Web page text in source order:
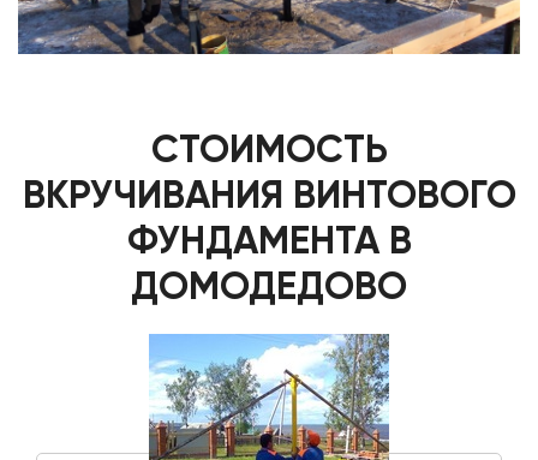
СТОИМОСТЬ
ВКРУЧИВАНИЯ ВИНТОВОГО
ФУНДАМЕНТА В
ДОМОДЕДОВО